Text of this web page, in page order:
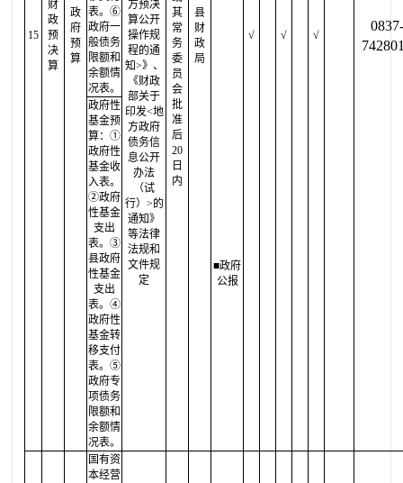
15
财
政
预
决
算
政
府
预
算
表。⑥
政府一
般债务
限额和
余额情
况表。
方预决
算公开
操作规
程的通
知>》、
《财政
部关于
印发<地
方政府
债务信
息公开
办法
（试
行）>的
通知》
等法律
法规和
文件规
定
其
常
务
委
员
会
批
准
后
20
日
内
县
财
政
局
√ √ √
0837-
政府性
基金预
算：①
政府性
基金收
入表。
②政府
性基金
支出
表。③
县政府
性基金
支出
表。④
政府性
基金转
移支付
表。⑤
政府专
项债务
限额和
余额情
况表。
■政府
公报
国有资
本经营